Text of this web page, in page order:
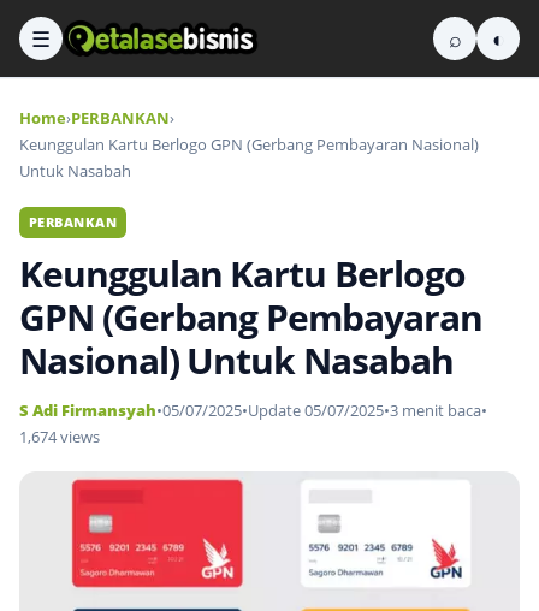
☰ ⌕ ◐
Home›PERBANKAN›
Keunggulan Kartu Berlogo GPN (Gerbang Pembayaran Nasional)
Untuk Nasabah
PERBANKAN
Keunggulan Kartu Berlogo
GPN (Gerbang Pembayaran
Nasional) Untuk Nasabah
S Adi Firmansyah•05/07/2025•Update 05/07/2025•3 menit baca•
1,674 views